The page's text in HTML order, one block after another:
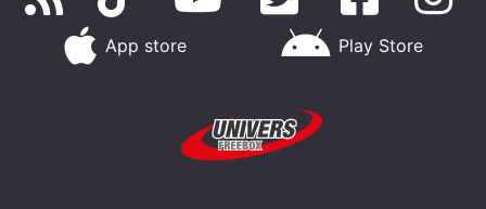
App store Play Store